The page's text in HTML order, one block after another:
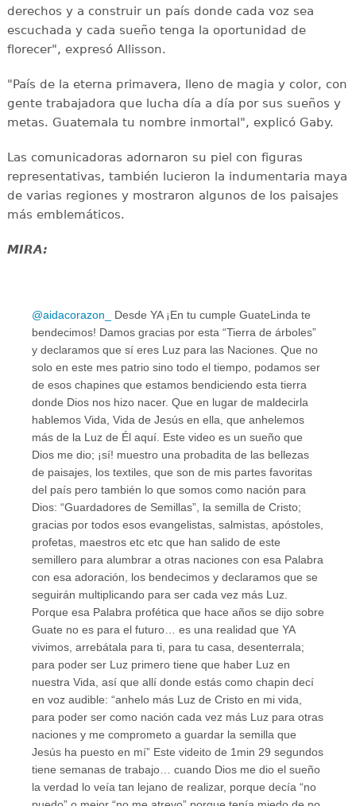
derechos y a construir un país donde cada voz sea
escuchada y cada sueño tenga la oportunidad de
florecer", expresó Allisson.
"País de la eterna primavera, lleno de magia y color, con
gente trabajadora que lucha día a día por sus sueños y
metas. Guatemala tu nombre inmortal", explicó Gaby.
Las comunicadoras adornaron su piel con figuras
representativas, también lucieron la indumentaria maya
de varias regiones y mostraron algunos de los paisajes
más emblemáticos.
MIRA:
@aidacorazon_
Desde YA ¡En tu cumple GuateLinda te
bendecimos! Damos gracias por esta “Tierra de árboles”
y declaramos que sí eres Luz para las Naciones. Que no
solo en este mes patrio sino todo el tiempo, podamos ser
de esos chapines que estamos bendiciendo esta tierra
donde Dios nos hizo nacer. Que en lugar de maldecirla
hablemos Vida, Vida de Jesús en ella, que anhelemos
más de la Luz de Él aquí. Este video es un sueño que
Dios me dio; ¡sí! muestro una probadita de las bellezas
de paisajes, los textiles, que son de mis partes favoritas
del país pero también lo que somos como nación para
Dios: “Guardadores de Semillas”, la semilla de Cristo;
gracias por todos esos evangelistas, salmistas, apóstoles,
profetas, maestros etc etc que han salido de este
semillero para alumbrar a otras naciones con esa Palabra
con esa adoración, los bendecimos y declaramos que se
seguirán multiplicando para ser cada vez más Luz.
Porque esa Palabra profética que hace años se dijo sobre
Guate no es para el futuro… es una realidad que YA
vivimos, arrebátala para ti, para tu casa, desenterrala;
para poder ser Luz primero tiene que haber Luz en
nuestra Vida, así que allí donde estás como chapin decí
en voz audible: “anhelo más Luz de Cristo en mi vida,
para poder ser como nación cada vez más Luz para otras
naciones y me comprometo a guardar la semilla que
Jesús ha puesto en mí” Este videito de 1min 29 segundos
tiene semanas de trabajo… cuando Dios me dio el sueño
la verdad lo veía tan lejano de realizar, porque decía “no